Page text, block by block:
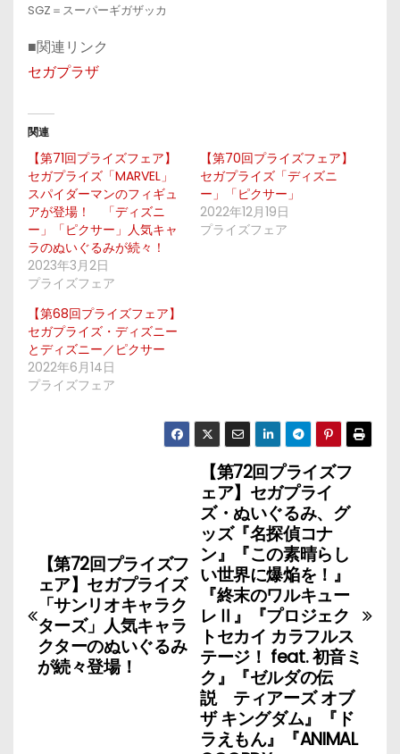
SGZ＝スーパーギガザッカ
■関連リンク
セガプラザ
関連
【第71回プライズフェア】
セガプライズ「MARVEL」
スパイダーマンのフィギュ
アが登場！ 「ディズニ
ー」「ピクサー」人気キャ
ラのぬいぐるみが続々！
2023年3月2日
プライズフェア
【第70回プライズフェア】
セガプライズ「ディズニ
ー」「ピクサー」
2022年12月19日
プライズフェア
【第68回プライズフェア】
セガプライズ・ディズニー
とディズニー／ピクサー
2022年6月14日
プライズフェア
ナ
ビ
ゲ
ー
【第72回プライズフ
ェア】セガプライ
ズ・ぬいぐるみ、グ
ッズ『名探偵コナ
ン』『この素晴らし
い世界に爆焔を！』
『終末のワルキュー
レⅡ』『プロジェク
トセカイ カラフルス
テージ！ feat. 初音ミ
ク』『ゼルダの伝
説 ティアーズ オブ
ザ キングダム』『ド
ラえもん』『ANIMAL
【第72回プライズフ
ェア】セガプライズ
「サンリオキャラク
ターズ」人気キャラ
クターのぬいぐるみ
が続々登場！